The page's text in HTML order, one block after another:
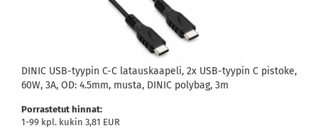
DINIC USB-tyypin C-C latauskaapeli, 2x USB-tyypin C pistoke,
60W, 3A, OD: 4.5mm, musta, DINIC polybag, 3m
Porrastetut hinnat:
1-99 kpl. kukin 3,81 EUR